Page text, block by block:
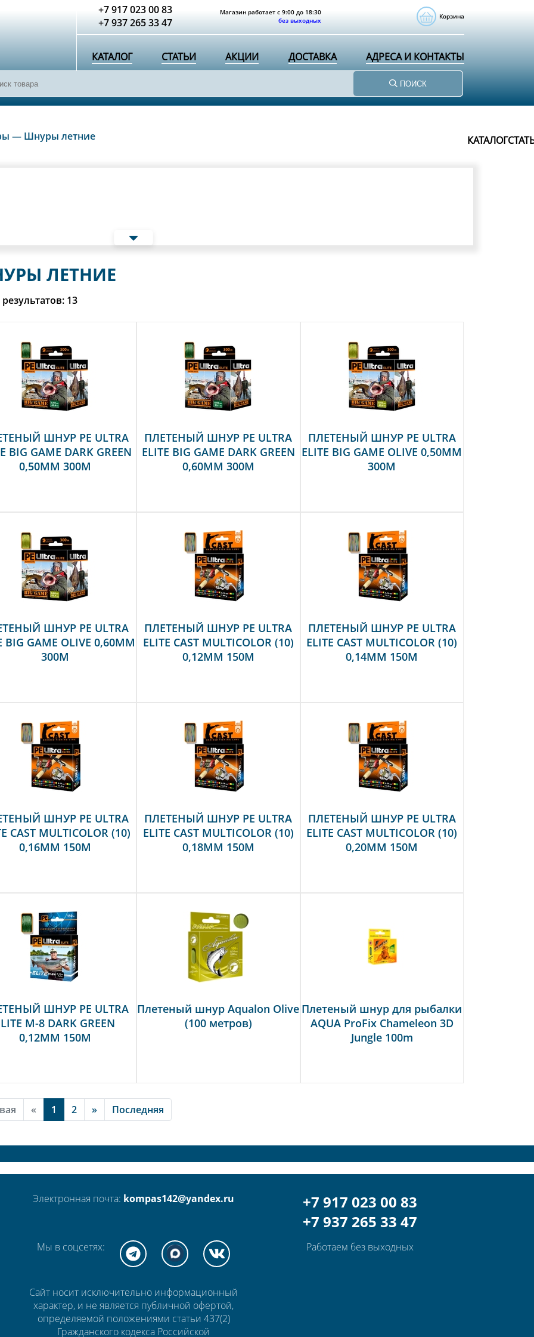
КАТАЛОГ
+7 917 023 00 83
+7 937 265 33 47
Магазин работает с 9:00 до 18:30
без выходных
Корзина
КАТАЛОГ СТАТЬИ АКЦИИ ДОСТАВКА АДРЕСА И КОНТАКТЫ
ПОИСК
— Шнуры летние
ЛЕТНИЕ
результатов: 13
ШНУР PE ULTRA
BIG GAME DARK GREEN
0,50MM 300M
ПЛЕТЕНЫЙ ШНУР PE ULTRA
ELITE BIG GAME DARK GREEN
0,60MM 300M
ПЛЕТЕНЫЙ ШНУР PE ULTRA
ELITE BIG GAME OLIVE 0,50MM
300M
ШНУР PE ULTRA
BIG GAME OLIVE 0,60MM
300M
ПЛЕТЕНЫЙ ШНУР PE ULTRA
ELITE CAST MULTICOLOR (10)
0,12MM 150M
ПЛЕТЕНЫЙ ШНУР PE ULTRA
ELITE CAST MULTICOLOR (10)
0,14MM 150M
ШНУР PE ULTRA
CAST MULTICOLOR (10)
0,16MM 150M
ПЛЕТЕНЫЙ ШНУР PE ULTRA
ELITE CAST MULTICOLOR (10)
0,18MM 150M
ПЛЕТЕНЫЙ ШНУР PE ULTRA
ELITE CAST MULTICOLOR (10)
0,20MM 150M
ШНУР PE ULTRA
M-8 DARK GREEN
0,12MM 150M
Плетеный шнур Aqualon Olive
(100 метров)
Плетеный шнур для рыбалки
AQUA ProFix Chameleon 3D
Jungle 100m
« 1 2 » Последняя
Электронная почта: kompas142@yandex.ru
+7 917 023 00 83
+7 937 265 33 47
Мы в соцсетях:
Сайт носит исключительно информационный
характер, и не является публичной офертой,
определяемой положениями статьи 437(2)
Гражданского кодекса Российской
Работаем без выходных